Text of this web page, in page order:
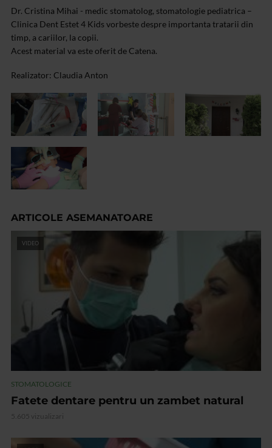
Dr. Cristina Mihai - medic stomatolog, stomatologie pediatrica –
Clinica Dent Estet 4 Kids vorbeste despre importanta tratarii din
timp, a cariilor, la copii.
Acest material va este oferit de Catena.
Realizator: Claudia Anton
ARTICOLE ASEMANATOARE
VIDEO
STOMATOLOGICE
Fatete dentare pentru un zambet natural
5.605 vizualizari